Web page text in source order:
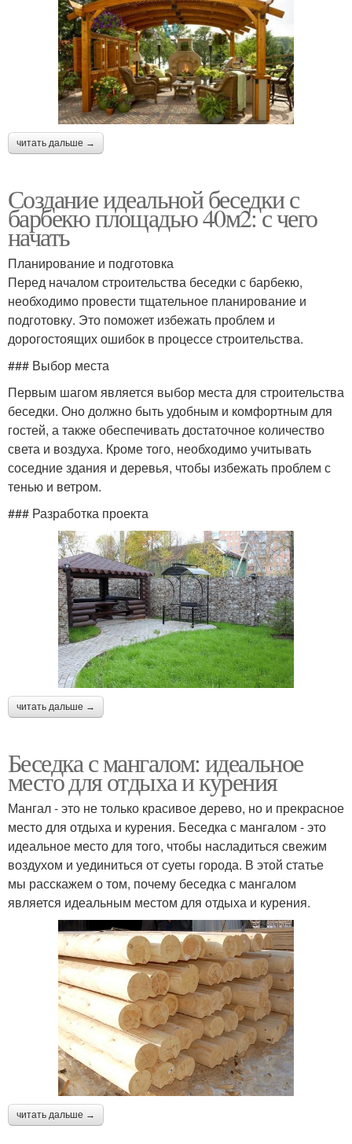
читать дальше →
Создание идеальной беседки с
барбекю площадью 40м2: с чего
начать
Планирование и подготовка
Перед началом строительства беседки с барбекю,
необходимо провести тщательное планирование и
подготовку. Это поможет избежать проблем и
дорогостоящих ошибок в процессе строительства.
### Выбор места
Первым шагом является выбор места для строительства
беседки. Оно должно быть удобным и комфортным для
гостей, а также обеспечивать достаточное количество
света и воздуха. Кроме того, необходимо учитывать
соседние здания и деревья, чтобы избежать проблем с
тенью и ветром.
### Разработка проекта
читать дальше →
Беседка с мангалом: идеальное
место для отдыха и курения
Мангал - это не только красивое дерево, но и прекрасное
место для отдыха и курения. Беседка с мангалом - это
идеальное место для того, чтобы насладиться свежим
воздухом и уединиться от суеты города. В этой статье
мы расскажем о том, почему беседка с мангалом
является идеальным местом для отдыха и курения.
читать дальше →